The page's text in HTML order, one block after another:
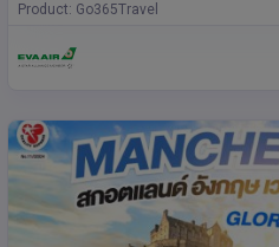
Product: Go365Travel